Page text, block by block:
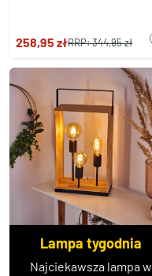
258,95 złRRP:344,95 zł
Lampa tygodnia
Najciekawsza lampa w